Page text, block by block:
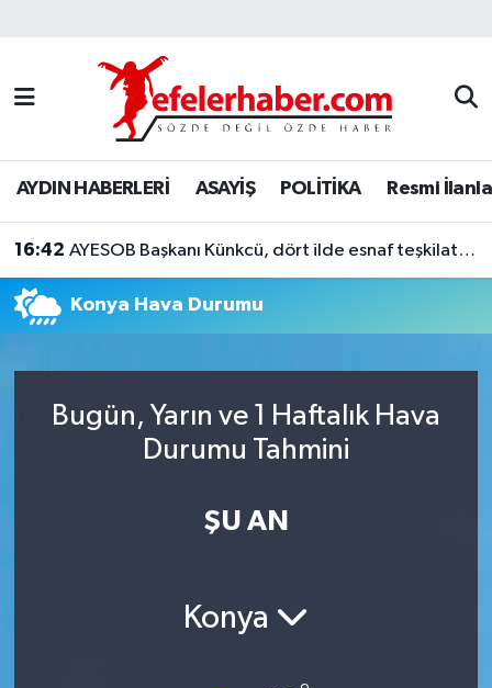
AYDIN HABERLERİ ASAYİŞ POLİTİKA Resmi
16:42 AYESOB Başkanı Künkcü, dört ilde esnaf teşkilatlarıyla buluştu
Konya Hava Durumu
Bugün, Yarın ve 1 Haftalık Hava
Durumu Tahmini
ŞU AN
Konya
Nöbetçi Eczaneler
Hava Durumu
Aydin Namaz Vakitleri
Trafik Durumu
Süper Lig Puan Durumu ve Fikstür
Son Dakika Haberleri